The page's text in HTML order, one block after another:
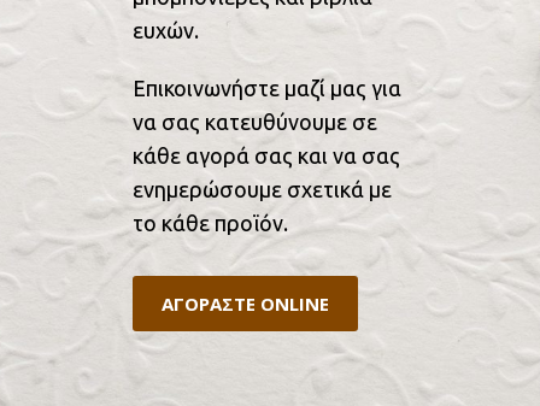
ευχών.
Επικοινωνήστε μαζί μας για
να σας κατευθύνουμε σε
κάθε αγορά σας και να σας
ενημερώσουμε σχετικά με
το κάθε προϊόν.
ΑΓΟΡΑΣΤΕ ONLINE